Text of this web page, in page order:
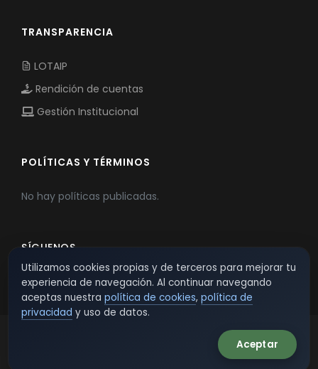
TRANSPARENCIA
LOTAIP
Rendición de cuentas
Gestión Institucional
POLÍTICAS Y TÉRMINOS
No hay políticas publicadas.
SÍGUENOS
© 2026 TSW - TecnoServiWeb. All Rights Reserved.
Utilizamos cookies propias y de terceros para mejorar tu
experiencia de navegación. Al continuar navegando
aceptas nuestra política de cookies, política de
privacidad y uso de datos.
Aceptar